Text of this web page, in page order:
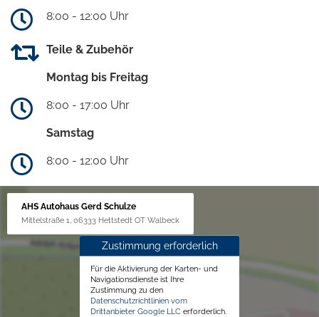
8:00 - 12:00 Uhr
Teile & Zubehör
Montag bis Freitag
8:00 - 17:00 Uhr
Samstag
8:00 - 12:00 Uhr
AHS Autohaus Gerd Schulze
Mittelstraße 1, 06333 Hettstedt OT Walbeck
Zustimmung erforderlich
Für die Aktivierung der Karten- und
Navigationsdienste ist Ihre
Zustimmung zu den
Datenschutzrichtlinien vom
Drittanbieter Google LLC erforderlich.